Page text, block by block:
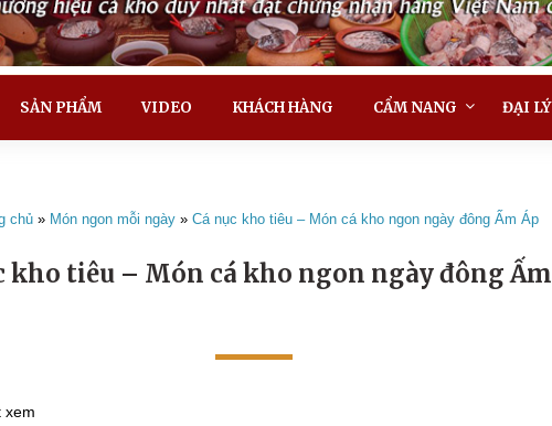
SẢN PHẨM VIDEO KHÁCH HÀNG CẨM NANG ĐẠI LÝ
chủ» Món ngon mỗi ngày» Cá nục kho tiêu – Món cá kho ngon ngày đông Ấm Áp
kho tiêu – Món cá kho ngon ngày đông Ấm